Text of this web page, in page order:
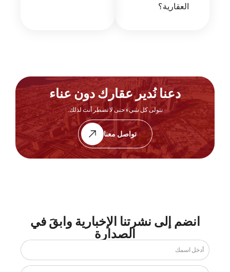
العقارية؟
دعنا نُدير عقارك دون عناء
نتولى كل شيء حتى لا تضطر أنت لذلك.
تواصل معنا
انضم إلى نشرتنا الإخبارية وابقَ في
الصدارة